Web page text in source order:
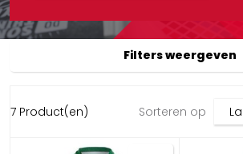
Filters weergeven
7 Product(en) Sorteren op